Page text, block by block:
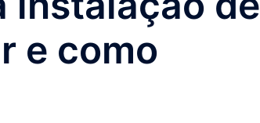
e como